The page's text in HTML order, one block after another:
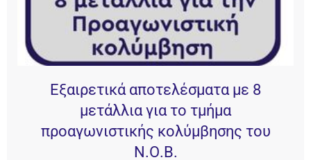
Εξαιρετικά αποτελέσματα με 8
μετάλλια για το τμήμα
προαγωνιστικής κολύμβησης του
Ν.Ο.Β.